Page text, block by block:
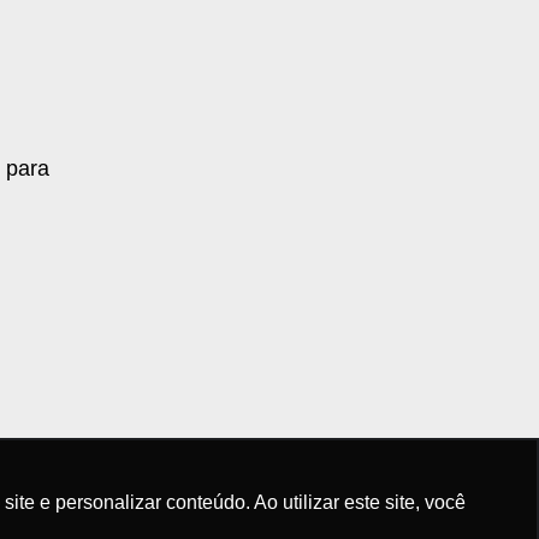
e personalizar conteúdo. Ao utilizar este site, você
para